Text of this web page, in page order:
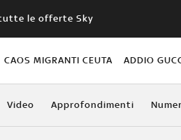
le offerte Sky
CAOS MIGRANTI CEUTA ADDIO
Video Approfondimenti